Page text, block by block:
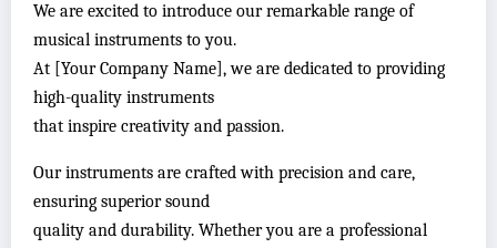
We are excited to introduce our remarkable range of
musical instruments to you.
At [Your Company Name], we are dedicated to providing
high-quality instruments
that inspire creativity and passion.
Our instruments are crafted with precision and care,
ensuring superior sound
quality and durability. Whether you are a professional